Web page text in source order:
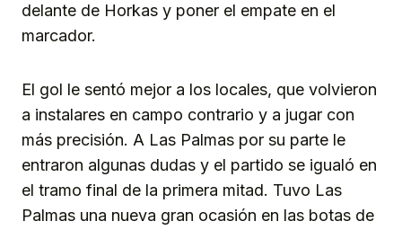
delante de Horkas y poner el empate en el
marcador.
El gol le sentó mejor a los locales, que volvieron
a instalares en campo contrario y a jugar con
más precisión. A Las Palmas por su parte le
entraron algunas dudas y el partido se igualó en
el tramo final de la primera mitad. Tuvo Las
Palmas una nueva gran ocasión en las botas de